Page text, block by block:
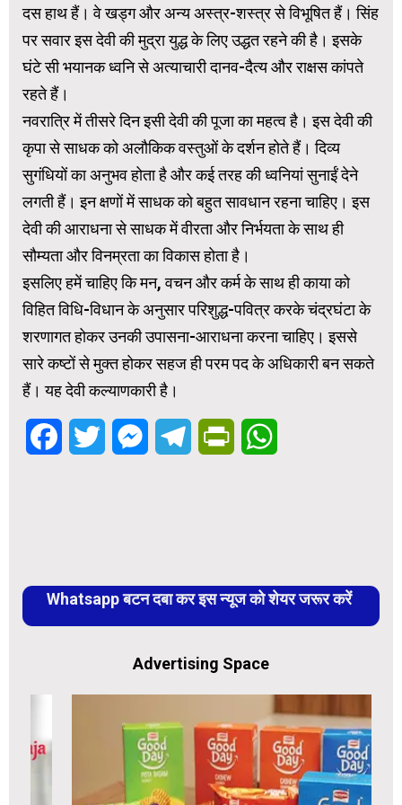
दस हाथ हैं। वे खड्ग और अन्य अस्त्र-शस्त्र से विभूषित हैं। सिंह
पर सवार इस देवी की मुद्रा युद्ध के लिए उद्धत रहने की है। इसके
घंटे सी भयानक ध्वनि से अत्याचारी दानव-दैत्य और राक्षस कांपते
रहते हैं।
नवरात्रि में तीसरे दिन इसी देवी की पूजा का महत्व है। इस देवी की
कृपा से साधक को अलौकिक वस्तुओं के दर्शन होते हैं। दिव्य
सुगंधियों का अनुभव होता है और कई तरह की ध्वनियां सुनाईं देने
लगती हैं। इन क्षणों में साधक को बहुत सावधान रहना चाहिए। इस
देवी की आराधना से साधक में वीरता और निर्भयता के साथ ही
सौम्यता और विनम्रता का विकास होता है।
इसलिए हमें चाहिए कि मन, वचन और कर्म के साथ ही काया को
विहित विधि-विधान के अनुसार परिशुद्ध-पवित्र करके चंद्रघंटा के
शरणागत होकर उनकी उपासना-आराधना करना चाहिए। इससे
सारे कष्टों से मुक्त होकर सहज ही परम पद के अधिकारी बन सकते
हैं। यह देवी कल्याणकारी है।
FacebookTwitter MessengerTelegramPrintFriendly
Whatsapp बटन दबा कर इस न्यूज को शेयर जरूर करें
Advertising Space